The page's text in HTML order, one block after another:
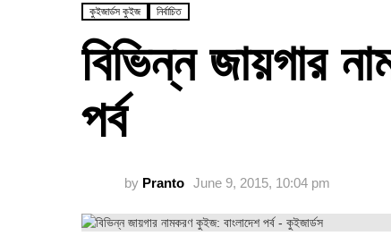
কুইজার্ডস কুইজ নির্বাচিত
বিভিন্ন জায়গার
পর্ব
by Pranto June 9, 2015, 10:04 pm